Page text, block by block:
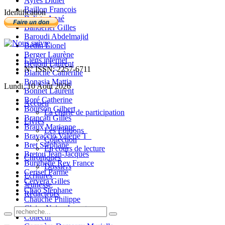
Baillon François
Balista Anaé
Banderier Gilles
Baroudi Abdelmajid
Bedin Lionel
Berger Laurène
Bettoni Laurent
Blanche Catherine
Bonasia Mattia
Bonnet Laurent
Boré Catherine
Bourson Gilbert
Brancati Gilles
Braux Marianne
Bravaccio Valérie T_
Bret Stéphane
Bretou Jean-Jacques
Burghelle Rey France
Ceriset Parme
Cervera Gilles
Chao Stéphane
Chauché Philippe
Claire-Neige Jaunet
Collectif
Identification
Liens internet
N° ISSN: 2257-6711
Lundi, 10 Août 2026
Accueil
La charte de participation
Livres
Les Editions
Collection
En cours de lecture
Chroniques
Dossiers
Ecritures
Jeunesse
Rédacteurs